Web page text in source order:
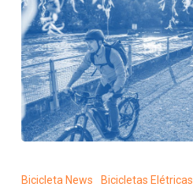
Bicicleta News Bicicletas Elétricas